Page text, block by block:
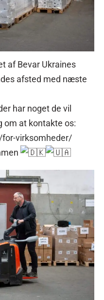
af Bevar Ukraines
afsted med næste
har noget de vil
om at kontakte os:
virksomheder/